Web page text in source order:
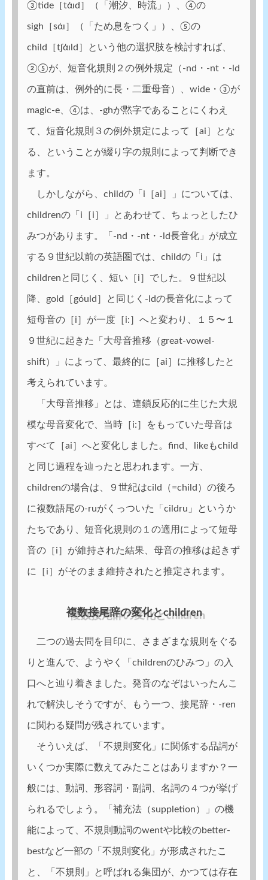
③tide［tάɪd］（「潮汐、時流」）、④の
sigh［sάɪ］（「ため息をつく」）、⑤の
child［tʃάɪld］という他の選択肢を検討すれば、
②⑤が、短音化規則２の例外規定（-nd・-nt・-ld
の直前は、例外的に長・二重母音）、wide・③が
magic-e、④は、-ghが黙字であることにくわえ
て、短音化規則３の例外規定によって［ai］とな
る、ということが綴り字の規則によって判断でき
ます。
しかしながら、childの「i［ai］」については、
childrenの「i［i］」とあわせて、ちょっとしたひ
みつがあります。「-nd・-nt・-ld長音化」が成立
する９世紀以前の英語圏では、childの「i」は
childrenと同じく、短い［i］でした。９世紀以
降、gold［góuld］と同じく-ldの長音化によって
短母音の［i］が一度［i:］へと変わり、１５〜１
９世紀に起きた「大母音推移（great-vowel-
shift）」によって、最終的に［ai］に推移したと
考えられています。
「大母音推移」とは、連鎖反応的に生じた大規
模な母音変化で、当時［i:］をもっていた母音は
すべて［ai］へと変化しました。find、likeもchild
と同じ過程を辿ったと思われます。一方、
childrenの場合は、９世紀はcild（=child）の後ろ
に複数語尾の-ruがくっついた「cildru」というか
たちであり、短音化規則の１の適用によって短母
音の［i］が維持された結果、母音の推移は起きず
に［i］がそのまま維持されたと推定されます。
複数接尾辞の変化とchildren
二つの過去問を目印に、さまざまな規則をぐる
りと進んで、ようやく「childrenのひみつ」の入
口へと辿り着きました。発音のなぞはいったんこ
れで解決しそうですが、もう一つ、接尾辞・-ren
に関わる疑問が残されています。
そういえば、「不規則変化」に関係する品詞が
いくつか実際に数えてみたことはありますか？一
般には、動詞、形容詞・副詞、名詞の４つが挙げ
られるでしょう。「補充法（suppletion）」の機
能によって、不規則動詞のwentや比較のbetter-
bestなど一部の「不規則変化」が形成されたこ
と、「不規則」と呼ばれる集団が、かつては存在